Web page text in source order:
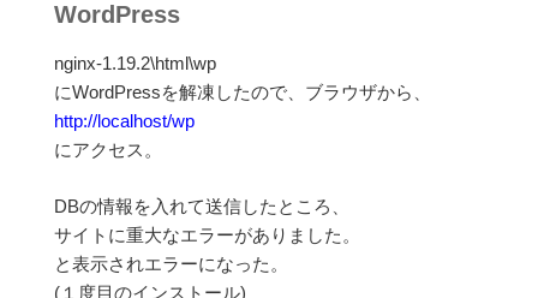
WordPress
nginx-1.19.2\html\wp
にWordPressを解凍したので、ブラウザから、
http://localhost/wp
にアクセス。
DBの情報を入れて送信したところ、
サイトに重大なエラーがありました。
と表示されエラーになった。
(１度目のインストール)